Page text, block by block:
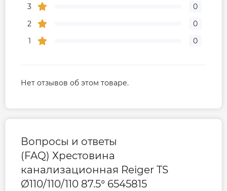
3
0
2
0
1
0
Нет отзывов об этом товаре.
Вопросы и ответы
(FAQ) Хрестовина
канализационная Reiger TS
Ø110/110/110 87.5° 6545815